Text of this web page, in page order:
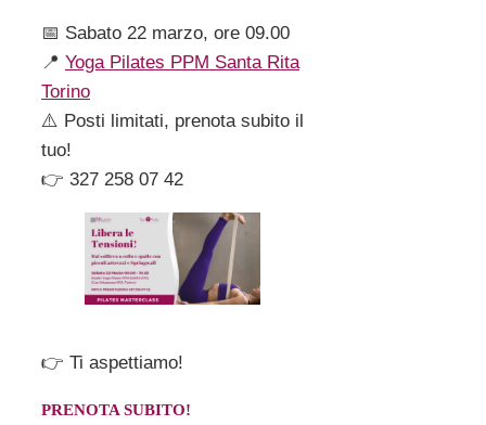
📅 Sabato 22 marzo, ore 09.00
📍 Yoga Pilates PPM Santa Rita
Torino
⚠️ Posti limitati, prenota subito il
tuo!
👉 327 258 07 42
👉 Ti aspettiamo!
PRENOTA SUBITO!